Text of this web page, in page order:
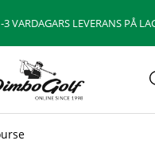
3 VARDAGARS LEVERANS PÅ